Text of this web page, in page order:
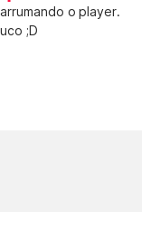
o player.
;D